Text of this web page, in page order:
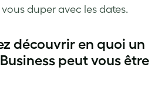
duper avec les dates.
découvrir en quoi un
peut vous être